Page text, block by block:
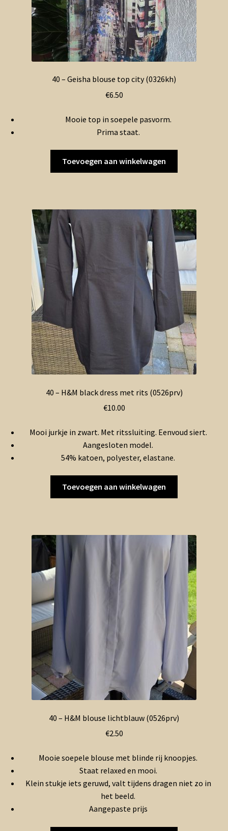
40 – Geisha blouse top city (0326kh)
€6.50
Mooie top in soepele pasvorm.
Prima staat.
Toevoegen aan winkelwagen
40 – H&M black dress met rits (0526prv)
€10.00
Mooi jurkje in zwart. Met ritssluiting. Eenvoud siert.
Aangesloten model.
54% katoen, polyester, elastane.
Toevoegen aan winkelwagen
40 – H&M blouse lichtblauw (0526prv)
€2.50
Mooie soepele blouse met blinde rij knoopjes.
Staat relaxed en mooi.
Klein stukje iets geruwd, valt tijdens dragen niet zo in
het beeld.
Aangepaste prijs